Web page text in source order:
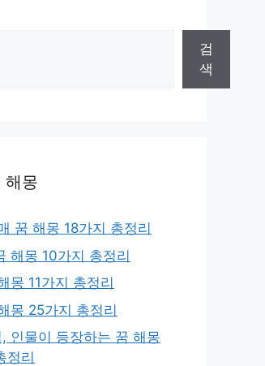
검
색
해몽
꿈 해몽 18가지 총정리
해몽 10가지 총정리
몽 11가지 총정리
몽 25가지 총정리
인물이 등장하는 꿈 해몽
정리